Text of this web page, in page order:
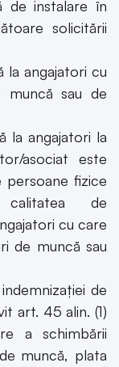
de instalare în
solicitării
la angajatori cu
sau de
la angajatori la
asociat este
persoane fizice
de
cu care
de muncă sau
de
art. 45 alin. (1)
a schimbării
muncă, plata